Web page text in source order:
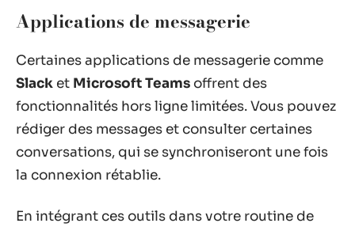
Applications de messagerie
Certaines applications de messagerie comme
Slack et Microsoft Teams offrent des
fonctionnalités hors ligne limitées. Vous pouvez
rédiger des messages et consulter certaines
conversations, qui se synchroniseront une fois
la connexion rétablie.
En intégrant ces outils dans votre routine de